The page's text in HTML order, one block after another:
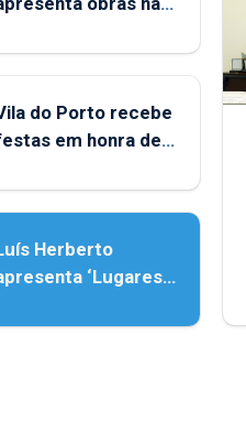
do Porto recebe
em honra de
Herberto
‘Lugares